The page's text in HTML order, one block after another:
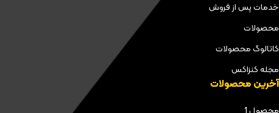
خدمات پس از فروش
محصولات
کاتالوگ محصولات
مجله کنزاکس
آخرین محصولات